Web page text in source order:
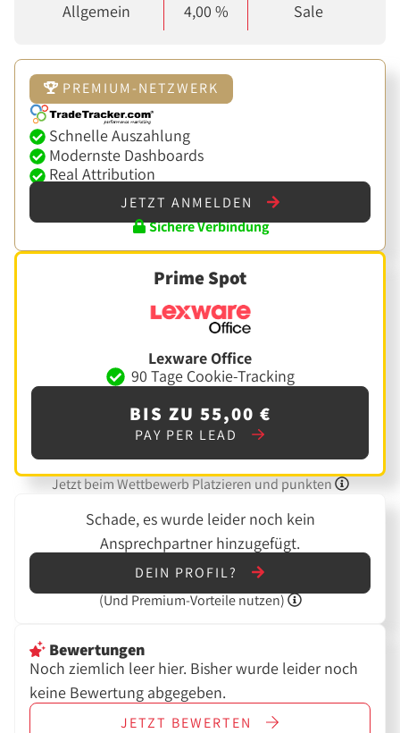
Allgemein
4,00 % Sale
PREMIUM-NETZWERK
Schnelle Auszahlung
Modernste Dashboards
Real Attribution
JETZT ANMELDEN
Sichere Verbindung
Prime Spot
Lexware Office
90 Tage Cookie-Tracking
BIS ZU 55,00 €
PAY PER LEAD
Jetzt beim Wettbewerb Platzieren und punkten
Schade, es wurde leider noch kein
Ansprechpartner hinzugefügt.
DEIN PROFIL?
(UndPremium-Vorteile nutzen)
Bewertungen
Noch ziemlich leer hier. Bisher wurde leider noch
keine Bewertung abgegeben.
JETZT BEWERTEN